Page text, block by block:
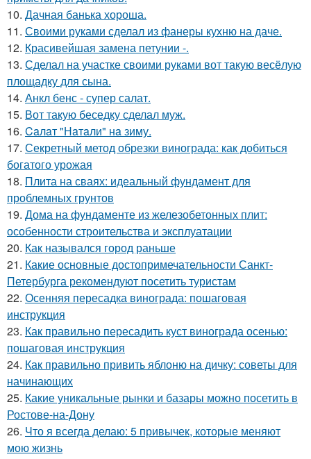
10. Дачная банька хороша.
11. Своими руками сделал из фанеры кухню на даче.
12. Красивейшая замена петунии -.
13. Сделал на участке своими руками вот такую весёлую
площадку для сына.
14. Анкл бенс - супер салат.
15. Вот такую беседку сделал муж.
16. Caлaт "Нaтaли" нa зиму.
17. Секретный метод обрезки винограда: как добиться
богатого урожая
18. Плита на сваях: идеальный фундамент для
проблемных грунтов
19. Дома на фундаменте из железобетонных плит:
особенности строительства и эксплуатации
20. Как назывался город раньше
21. Какие основные достопримечательности Санкт-
Петербурга рекомендуют посетить туристам
22. Осенняя пересадка винограда: пошаговая
инструкция
23. Как правильно пересадить куст винограда осенью:
пошаговая инструкция
24. Как правильно привить яблоню на дичку: советы для
начинающих
25. Какие уникальные рынки и базары можно посетить в
Ростове-на-Дону
26. Что я всегда делаю: 5 привычек, которые меняют
мою жизнь